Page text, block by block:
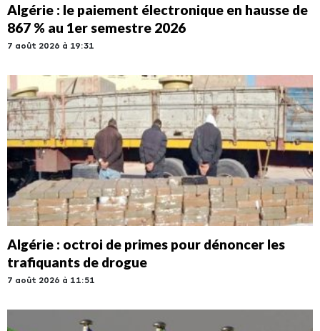
Algérie : le paiement électronique en hausse de
867 % au 1er semestre 2026
7 août 2026 à 19:31
Algérie : octroi de primes pour dénoncer les
trafiquants de drogue
7 août 2026 à 11:51